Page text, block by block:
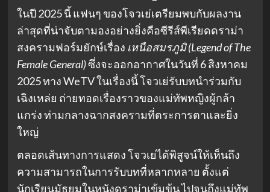
ในปี 2025 นี้ แฟนๆ ของโจวเย่เตรียมพบกับผลงาน
ล่าสุดที่น่าจับตามองอย่างยิ่งคือซีรีส์พีเรียดดราม่า
สงครามฟอร์มยักษ์เรื่อง เหนือสมรภูมิ (Legend of The
Female General)ซึ่งจะออกอากาศในวันที่ 6 สิงหาคม
2025 ทาง WeTV ในเรื่องนี้ โจวเย่รับบทนำร่วมกับ
เฉิงเหล่ย ถ่ายทอดเรื่องราวของแม่ทัพหญิงผู้กล้า
แกร่ง ท่ามกลางฉากสงครามที่ตระการตาและยิ่ง
ใหญ่
ตลอดเส้นทางการแสดง โจวเย่ได้พิสูจน์ให้เห็นถึง
ความสามารถในการรับบทที่หลากหลาย ตั้งแต่
นักเรียนมัธยมในหนังดราม่าเข้มข้น ไปจนถึงแม่ทัพ